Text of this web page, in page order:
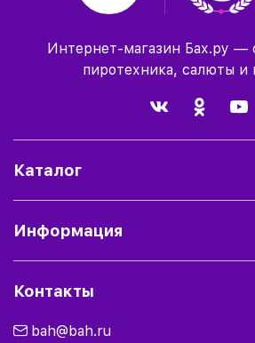
Интернет-магазин Бах.ру —
пиротехника, салюты и
Каталог
Информация
Контакты
bah@bah.ru